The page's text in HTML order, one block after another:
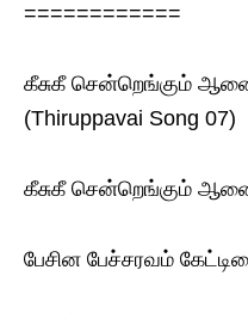
============
கீசுகீ சென்றெங்கும்
(Thiruppavai Song 07)
கீசுகீ சென்றெங்கும்
பேசின பேச்சரவம்